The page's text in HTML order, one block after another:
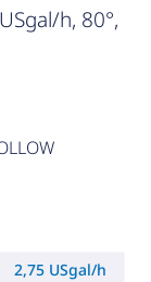
h, 80°,
2,75 USgal/h